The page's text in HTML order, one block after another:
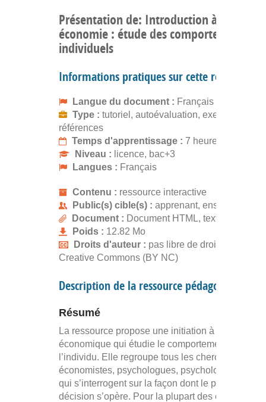
Présentation de: Introduction à la
économie : étude des comportements
individuels
Informations pratiques sur cette ressource
Langue du document : Français
Type : tutoriel, autoévaluation, exercice, liste
références
Temps d'apprentissage : 7 heures
Niveau : licence, bac+3
Langues : Français
Contenu : ressource interactive
Public(s) cible(s) : apprenant, enseignant
Document : Document HTML, text/html
Poids : 12.82 Mo
Droits d'auteur : pas libre de droits, gratuit
Creative Commons (BY NC)
Description de la ressource pédagogique
Résumé
La ressource propose une initiation à la
économique qui étudie le comportement réel de
l’individu. Elle regroupe tous les chercheurs,
économistes, psychologues, psychologues
qui s’interrogent sur la façon dont le processus
décision s’opère. Pour la plupart des